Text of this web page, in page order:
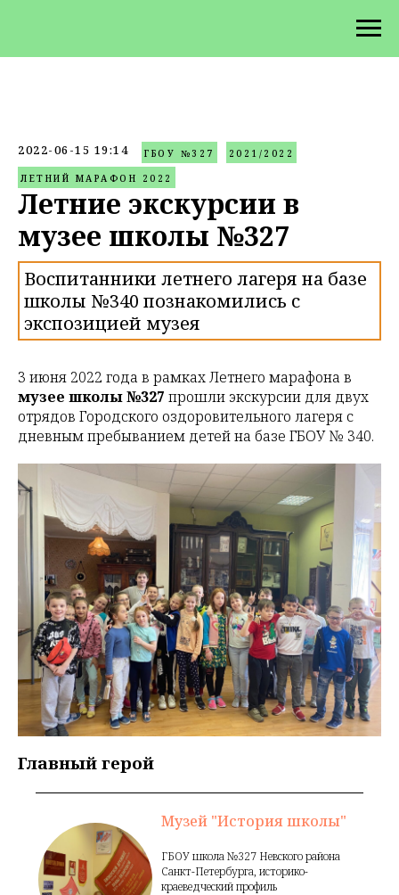
Летние экскурсии в
музее школы №327
Воспитанники летнего лагеря на базе
школы №340 познакомились с
экспозицией музея
3 июня 2022 года в рамках Летнего марафона в
музее школы №327 прошли экскурсии для двух
отрядов Городского оздоровительного лагеря с
дневным пребыванием детей на базе ГБОУ № 340.
Главный герой
Музей "История школы"
ГБОУ школа №327 Невского района
Санкт-Петербурга, историко-
краеведческий профиль
2022-06-15 19:14 ГБОУ №327
2021/2022
ЛЕТНИЙ МАРАФОН 2022